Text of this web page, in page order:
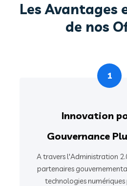
Les Avantages
de nos
1
Innovation
Gouvernance
A travers l'Administration
partenaires
technologies